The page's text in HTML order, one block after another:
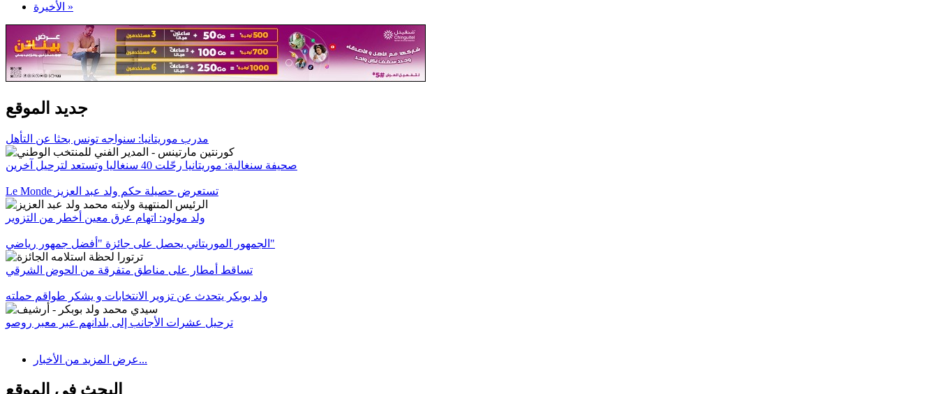
الأخيرة »
جديد الموقع
مدرب موريتانيا: سنواجه تونس بحثا عن التأهل
صحيفة سنغالية: موريتانيا رحّلت 40 سنغاليا وتستعد لترحيل آخرين
Le Monde تستعرض حصيلة حكم ولد عبد العزيز
ولد مولود: اتهام عرق معين أخطر من التزوير
الجمهور الموريتاني يحصل على جائزة "أفضل جمهور رياضي"
تساقط أمطار على مناطق متفرقة من الحوض الشرقي
ولد بوبكر يتحدث عن تزوير الانتخابات و يشكر طواقم حملته
ترحيل عشرات الأجانب إلى بلدانهم عبر معبر روصو
عرض المزيد من الأخبار...
البحث في الموقع